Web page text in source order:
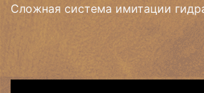
Сложная система имитации